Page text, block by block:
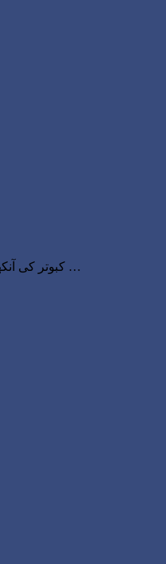
کبوتر کی آنکھ اور حقیقت – اسلام علیکم پیارے دوستو آج آپ سے خدا کی عطا کردہ نعمتوں میں سے ایک خاص نعمت آنکھ پر اپنے خیالات اور تجربہ شیئر …